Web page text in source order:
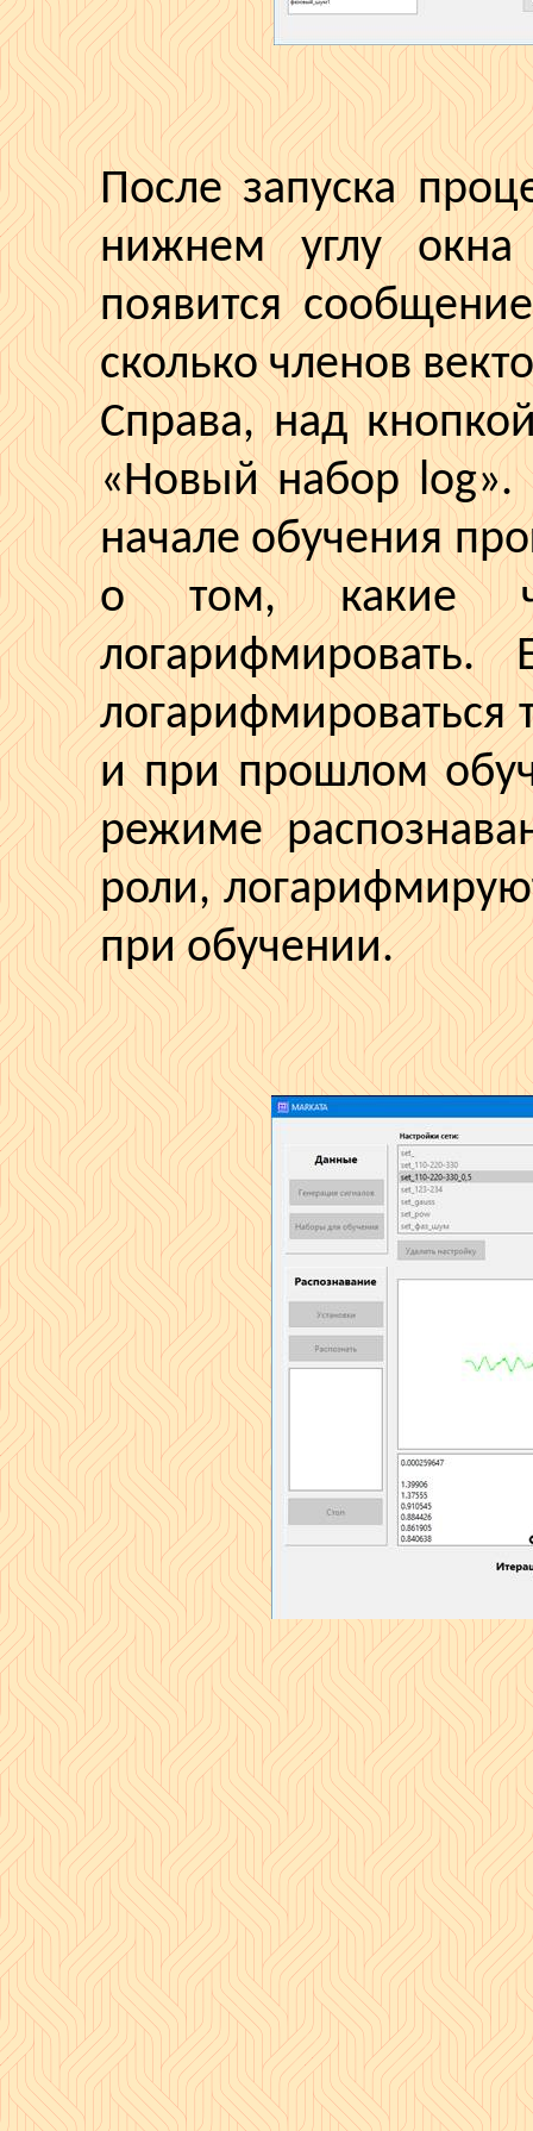
После запуска
нижнем углу
появится
сколько членов
Справа, над
«Новый наборlog».
начале обучения
о том, какие
логарифмировать.
логарифмироваться
и при прошлом
режиме
роли,
при обучении.